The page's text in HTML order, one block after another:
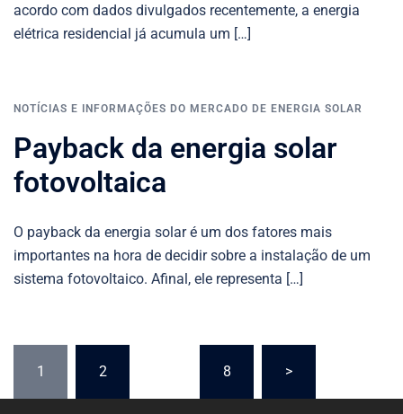
acordo com dados divulgados recentemente, a energia
elétrica residencial já acumula um […]
NOTÍCIAS E INFORMAÇÕES DO MERCADO DE ENERGIA SOLAR
Payback da energia solar
fotovoltaica
O payback da energia solar é um dos fatores mais
importantes na hora de decidir sobre a instalação de um
sistema fotovoltaico. Afinal, ele representa […]
1 2 8 >